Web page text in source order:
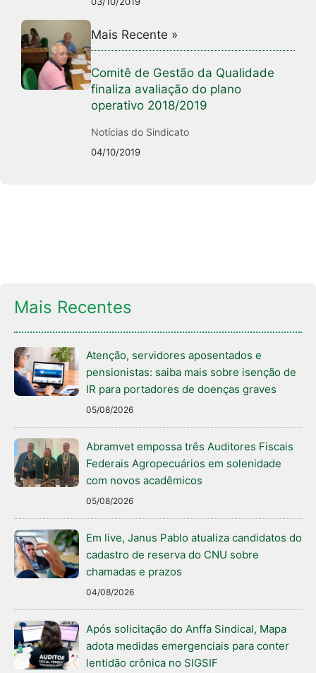
Mais Recente »
Comitê de Gestão da Qualidade
finaliza avaliação do plano
operativo 2018/2019
Notícias do Sindicato
04/10/2019
Mais Recentes
Atenção, servidores aposentados e
pensionistas: saiba mais sobre isenção de
IR para portadores de doenças graves
05/08/2026
Abramvet empossa três Auditores Fiscais
Federais Agropecuários em solenidade
com novos acadêmicos
05/08/2026
Em live, Janus Pablo atualiza candidatos do
cadastro de reserva do CNU sobre
chamadas e prazos
04/08/2026
Após solicitação do Anffa Sindical, Mapa
adota medidas emergenciais para conter
lentidão crônica no SIGSIF